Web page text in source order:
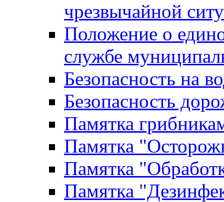
чрезвычайной
Положение о
службе
Безопасность на
Безопасность
Памятка
Памятка
Памятка
Памятка